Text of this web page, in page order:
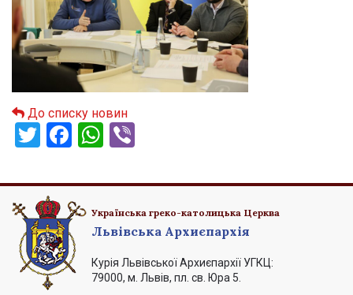
До списку новин
Twitter
Facebook
WhatsApp
Українська греко-католицька Церква
Львівська Архиєпархія
Курія Львівської Архиєпархії УГКЦ:
79000, м. Львів, пл. св. Юра 5.